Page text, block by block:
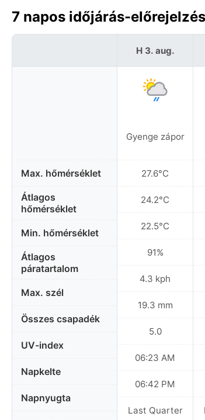
7 napos időjárás-
Max. hőmérséklet
Átlagos
hőmérséklet
Min. hőmérséklet
Átlagos
páratartalom
Max. szél
Összes csapadék
UV-index
Napkelte
Napnyugta
H 3. aug.
Gyenge zápor
27.6°C
24.2°C
22.5°C
91%
4.3 kph
19.3 mm
5.0
06:23 AM
06:42 PM
Last Quarter